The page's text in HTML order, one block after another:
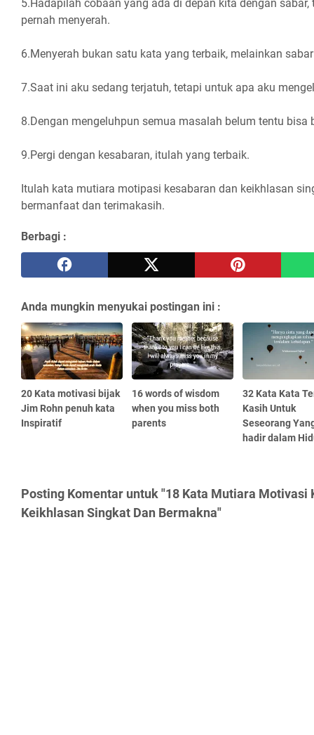
5.Hadapilah cobaan yang ada di depan kita dengan
pernah menyerah.
6.Menyerah bukan satu kata yang terbaik, melainkan
7.Saat ini aku sedang terjatuh, tetapi untuk apa aku
8.Dengan mengeluhpun semua masalah belum tentu bisa
9.Pergi dengan kesabaran, itulah yang terbaik.
Itulah kata mutiara motipasi kesabaran dan keikhlasan
bermanfaat dan terimakasih.
Berbagi :
Anda mungkin menyukai postingan ini :
20 Kata motivasi bijak
Jim Rohn penuh kata
Inspiratif
16 words of wisdom
when you miss both
parents
32 Kata Kata
Kasih Untuk
Seseorang
hadir dalam
Posting Komentar untuk "18 Kata Mutiara Motivasi
Keikhlasan Singkat Dan Bermakna"